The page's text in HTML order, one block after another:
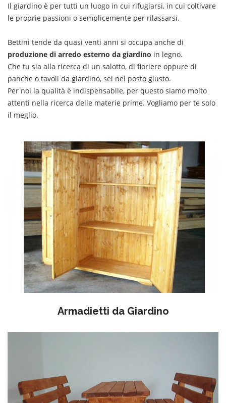
Il giardino è per tutti un luogo in cui rifugiarsi, in cui coltivare
le proprie passioni o semplicemente per rilassarsi.
Bettini tende da quasi venti anni si occupa anche di
produzione di arredo esterno da giardino in legno.
Che tu sia alla ricerca di un salotto, di fioriere oppure di
panche o tavoli da giardino, sei nel posto giusto.
Per noi la qualità è indispensabile, per questo siamo molto
attenti nella ricerca delle materie prime. Vogliamo per te solo
il meglio.
Armadietti da Giardino